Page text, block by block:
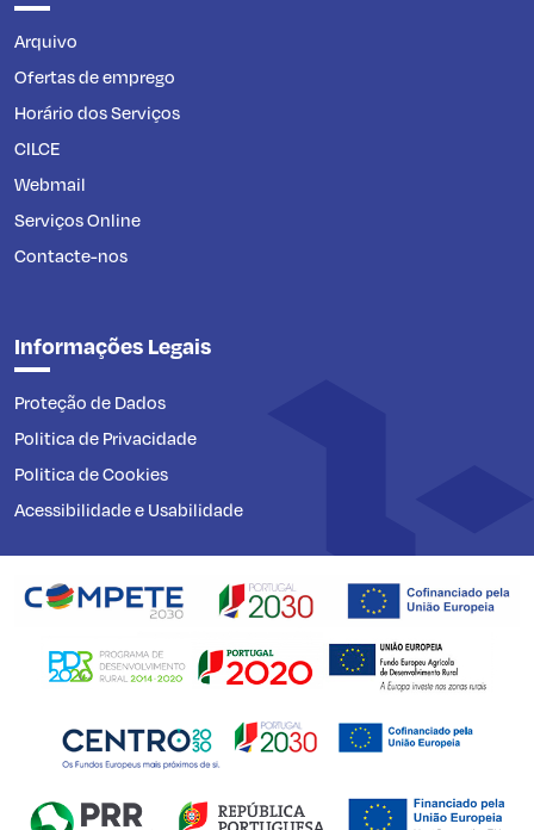
Arquivo
Ofertas de emprego
Horário dos Serviços
CILCE
Webmail
Serviços Online
Contacte-nos
Informações Legais
Proteção de Dados
Politica de Privacidade
Politica de Cookies
Acessibilidade e Usabilidade